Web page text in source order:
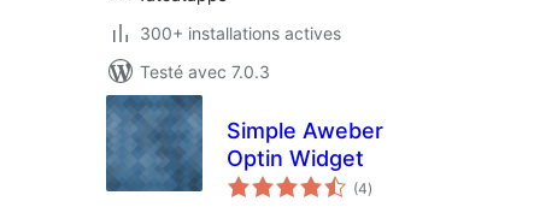
300+ installations actives
Testé avec 7.0.3
Simple Aweber
Optin Widget
(4notes
en
)